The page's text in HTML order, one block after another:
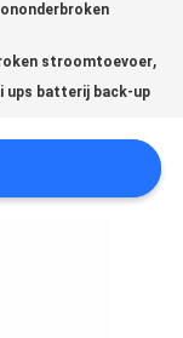
stroomtoevoer,
ups batterij back-up